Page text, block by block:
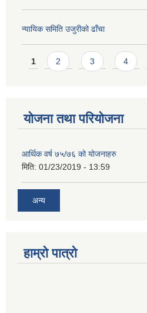
न्यायिक समिति उजुरीको ढाँचा
Pages
1 2 3 4
योजना तथा परियोजना
आर्थिक वर्ष ७५/७६ को योजनाहरु
मिति: 01/23/2019 - 13:59
अन्य
हाम्रो पात्रो